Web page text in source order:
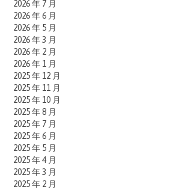
2026 年 7 月
2026 年 6 月
2026 年 5 月
2026 年 3 月
2026 年 2 月
2026 年 1 月
2025 年 12 月
2025 年 11 月
2025 年 10 月
2025 年 8 月
2025 年 7 月
2025 年 6 月
2025 年 5 月
2025 年 4 月
2025 年 3 月
2025 年 2 月